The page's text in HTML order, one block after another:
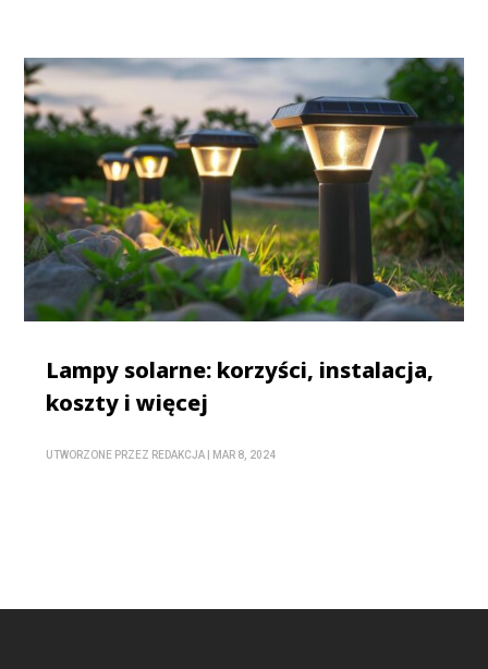
Lampy solarne: korzyści, instalacja,
koszty i więcej
UTWORZONE PRZEZ REDAKCJA MAR 8, 2024